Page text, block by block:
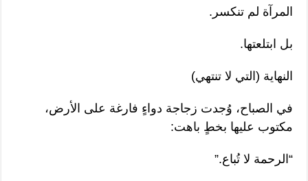
المرآة لم تنكسر.
بل ابتلعتها.
النهاية (التي لا تنتهي)
في الصباح، وُجدت زجاجة دواءٍ فارغة على الأرض،
مكتوب عليها بخطٍ باهت:
“الرحمة لا تُباع.”